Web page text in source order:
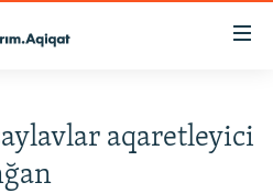
aqaretleyici